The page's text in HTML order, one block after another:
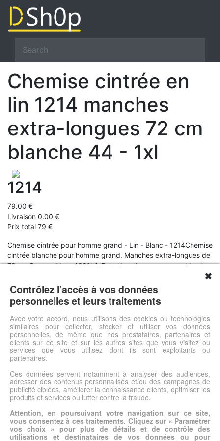
Chemise cintrée en
lin 1214 manches
extra-longues 72 cm
blanche 44 - 1xl
1214
79.00 €
Livraison 0.00 €
Prix total 79 €
Chemise cintrée pour homme grand - Lin - Blanc - 1214Chemise
cintrée blanche pour homme grand. Manches extra-longues de
72 cm.Composition : 100% linEntretien : Lavage en machine à
offrant une ligne moderne, jeune et fantaisie. Dans un style plus
casual, la marque propose principalement des pantalons chinos
et des chemises. Confortables et conçus dans des matières de
qualité, les produits de la marque 1214 sont d'un très bon
rapport qualité/prix.
Voir l'offre
© DSh0p 2026 -Accueil-Mentions légales
✖
Contrôlez l’accès à vos données
personnelles et leurs traitements
Avec votre accord, nous utilisons des cookies ou technologies
similaires pour collecter, stocker et utiliser vos données
personnelles, de même que nos prestataires, partenaires et
clients sur ce site et sur les autres sites que vous visitez ou
services que vous utilisez dont ils sont exploitants ou
partenaires.
Ces données servent notamment à analyser des audiences,
adresser des contenus personnalisés et/ou des campagnes de
publicité ciblées, améliorer la connaissance clients, optimiser les
produits et services ou lutter contre la fraude.
Attention, en poursuivant votre navigation sur ce site,
vous consentez à ces traitements. Cliquez sur « Paramétrer
vos choix » pour plus de détails et de contrôle des
utilisations et destinataires de vos données ou pour